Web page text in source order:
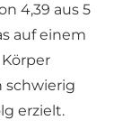
4,39 aus 5
auf einem
schwierig
erzielt.